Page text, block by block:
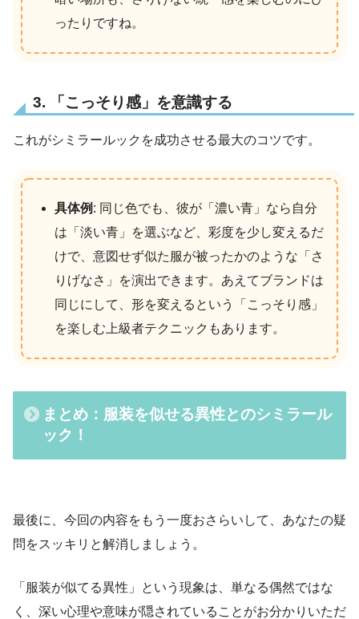
ったりですね。
3. 「こっそり感」を意識する
これがシミラールックを成功させる最大のコツです。
具体例 : 同じ色でも、彼が「濃い青」なら自分
は「淡い青」を選ぶなど、彩度を少し変えるだ
けで、意図せず似た服が被ったかのような「さ
りげなさ」を演出できます。あえてブランドは
同じにして、形を変えるという「こっそり感」
を楽しむ上級者テクニックもあります。
まとめ：服装を似せる異性とのシミラール
ック！
最後に、今回の内容をもう一度おさらいして、あなたの疑
問をスッキリと解消しましょう。
「服装が似てる異性」という現象は、単なる偶然ではな
く、深い心理や意味が隠されていることがお分かりいただ